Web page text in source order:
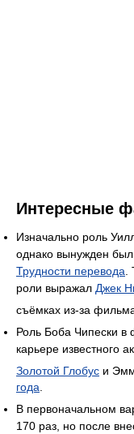
Интересные
Изначально роль
однако вынужден был
Трудности перевода
роли выражал Джек
съёмках из-за
Роль Боба Чипески в
карьере известного
Золотой Глобус и
года.
В первоначальном
170 раз, но после